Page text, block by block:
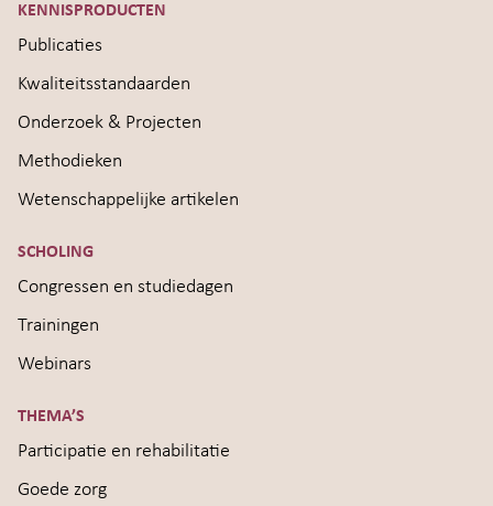
KENNISPRODUCTEN
Publicaties
Kwaliteitsstandaarden
Onderzoek & Projecten
Methodieken
Wetenschappelijke artikelen
SCHOLING
Congressen en studiedagen
Trainingen
Webinars
THEMA’S
Participatie en rehabilitatie
Goede zorg